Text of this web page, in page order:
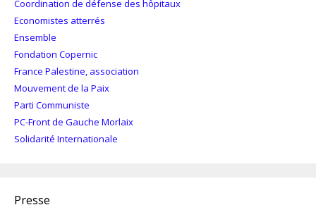
Coordination de défense des hôpitaux
Economistes atterrés
Ensemble
Fondation Copernic
France Palestine, association
Mouvement de la Paix
Parti Communiste
PC-Front de Gauche Morlaix
Solidarité Internationale
Presse